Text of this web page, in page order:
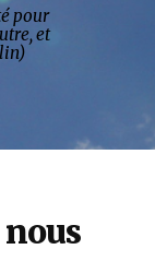
pour
et